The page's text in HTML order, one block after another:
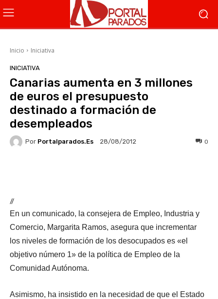
Inicio Iniciativa
INICIATIVA
Canarias aumenta en 3 millones
de euros el presupuesto
destinado a formación de
desempleados
Por Portalparados.es 28/08/2012 0
//
En un comunicado, la consejera de Empleo, Industria y
Comercio, Margarita Ramos, asegura que incrementar
los niveles de formación de los desocupados es «el
objetivo número 1» de la política de Empleo de la
Comunidad Autónoma.
Asimismo, ha insistido en la necesidad de que el Estado